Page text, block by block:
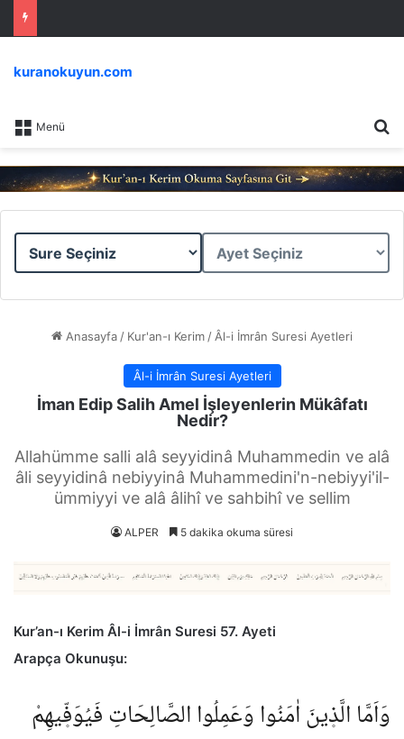
Menü
kuranokuyun.com
Sure
Ayet
Anasayfa / Kur'an-ı Kerim / Âl-i İmrân Suresi Ayetleri
Âl-i İmrân Suresi Ayetleri
İman Edip Salih Amel İşleyenlerin Mükâfatı
Nedir?
Allahümme salli alâ seyyidinâ Muhammedin ve alâ
âli seyyidinâ nebiyyinâ Muhammedini'n-nebiyyi'il-
ümmiyyi ve alâ âlihî ve sahbihî ve sellim
ALPER 5 dakika okuma süresi
Kur’an-ı Kerim Âl-i İmrân Suresi 57. Ayeti
Arapça Okunuşu:
وَاَمَّا الَّذ۪ينَ اٰمَنُوا وَعَمِلُوا الصَّالِحَاتِ فَيُوَفّ۪يهِمْ